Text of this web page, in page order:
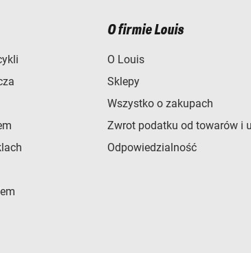
O firmie Louis
O Louis
Sklepy
Wszystko o zakupach
Zwrot podatku od towarów i
Odpowiedzialność